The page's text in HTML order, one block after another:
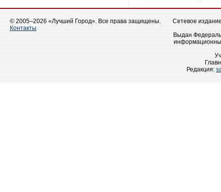
© 2005–2026 «Лучший Город». Все права защищены.
Контакты
Сетевое
Выдан
Редакция: